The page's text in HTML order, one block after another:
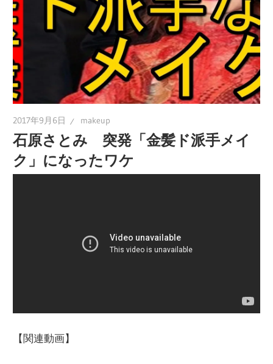
2017年9月6日 makeup
石原さとみ 突発「金髪ド派手メイ
ク」になったワケ
【関連動画】